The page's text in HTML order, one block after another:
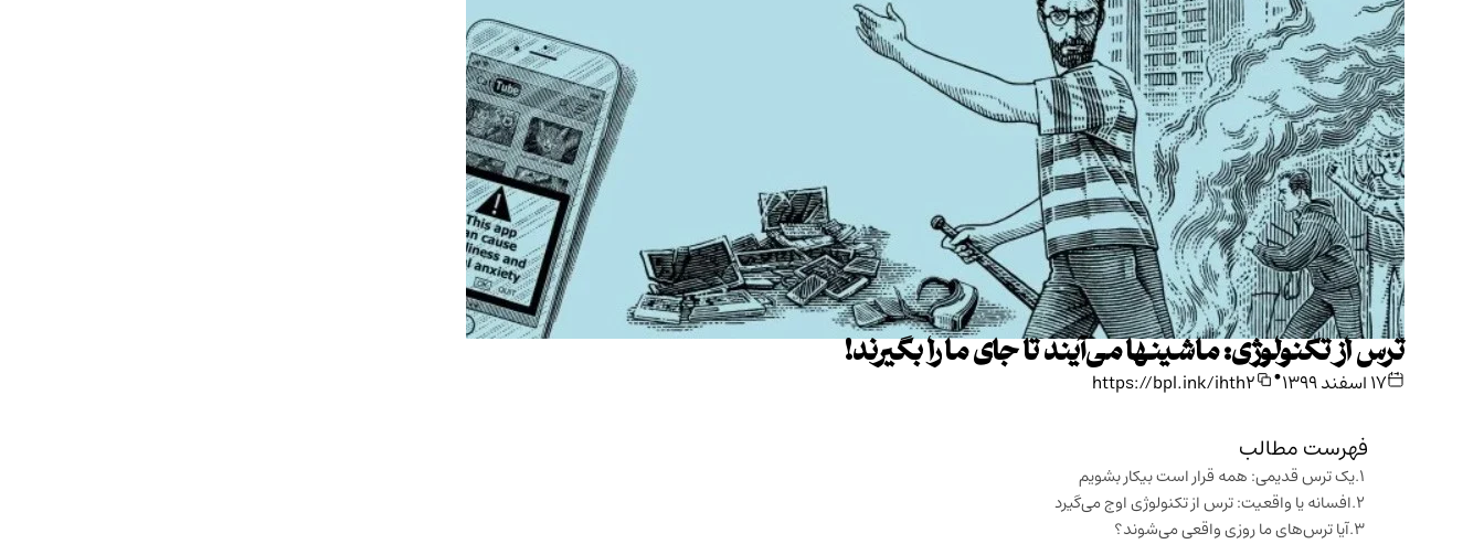
ترس از تکنولوژی: ماشینها می‌آیند تا جای ما را بگیرند!
۱۷ اسفند ۱۳۹۹ •
https://bpl.ink/ihth2
فهرست مطالب
یک ترس قدیمی: همه قرار است بیکار بشویم
افسانه یا واقعیت: ترس از تکنولوژی اوج می‌گیرد
آیا ترس‌های ما روزی واقعی می‌شوند؟